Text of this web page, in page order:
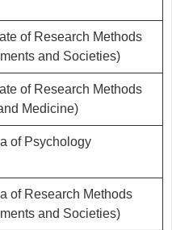
of Research Methods
and Societies)
of Research Methods
Medicine)
of Psychology
of Research Methods
and Societies)